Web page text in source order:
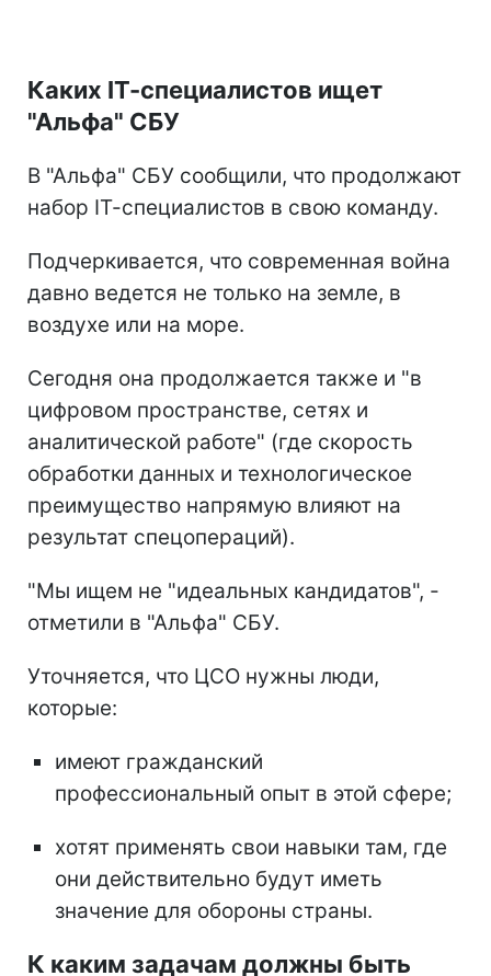
Каких ІТ-специалистов ищет
"Альфа" СБУ
В "Альфа" СБУ сообщили, что продолжают
набор ІТ-специалистов в свою команду.
Подчеркивается, что современная война
давно ведется не только на земле, в
воздухе или на море.
Сегодня она продолжается также и "в
цифровом пространстве, сетях и
аналитической работе" (где скорость
обработки данных и технологическое
преимущество напрямую влияют на
результат спецопераций).
"Мы ищем не "идеальных кандидатов", -
отметили в "Альфа" СБУ.
Уточняется, что ЦСО нужны люди,
которые:
имеют гражданский
профессиональный опыт в этой сфере;
хотят применять свои навыки там, где
они действительно будут иметь
значение для обороны страны.
К каким задачам должны быть